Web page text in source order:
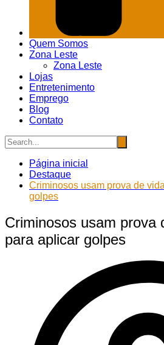
Quem Somos
Zona Leste
Zona Leste
Lojas
Entretenimento
Emprego
Blog
Contato
Página inicial
Destaque
Criminosos usam prova de
golpes
Criminosos usam prova
para aplicar golpes